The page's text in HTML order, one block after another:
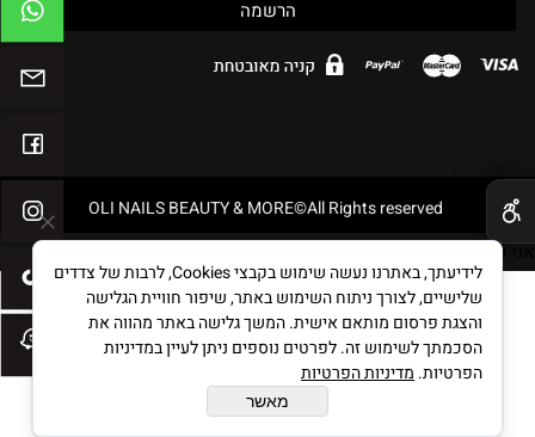
אני פסקה. לחצו עליי פעמיים כדי לערוך את התוכן שלי.
בניית אתרים
לידיעתך, באתרנו נעשה שימוש בקבצי Cookies, לרבות של צדדים
שלישיים, לצורך ניתוח השימוש באתר, שיפור חוויית הגלישה
והצגת פרסום מותאם אישית. המשך גלישה באתר מהווה את
הסכמתך לשימוש זה. לפרטים נוספים ניתן לעיין במדיניות
הפרטיות. מדיניות הפרטיות
מאשר